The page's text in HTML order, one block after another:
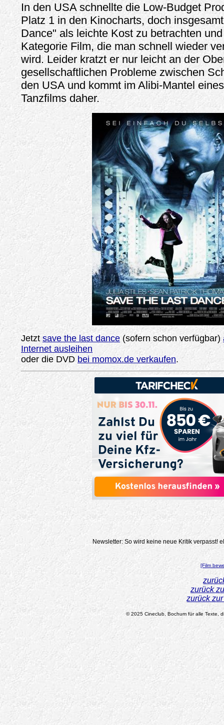
In den USA schnellte die Low-Budget
Platz 1 in den Kinocharts, doch
Dance" als leichte Kost zu betrachten
Kategorie Film, die man schnell wieder
wird. Leider kratzt er nur leicht an der
gesellschaftlichen Probleme zwischen
den USA und kommt im Alibi-Mantel
Tanzfilms daher.
Jetzt save the last dance (sofern schon verfügbar)
Internet ausleihen
oder die DVD bei momox.de verkaufen.
Newsletter: So wird keine neue Kritik verpasst!
[Film
zurück
zurück
© 2025 Cineclub, Bochum für alle Texte,